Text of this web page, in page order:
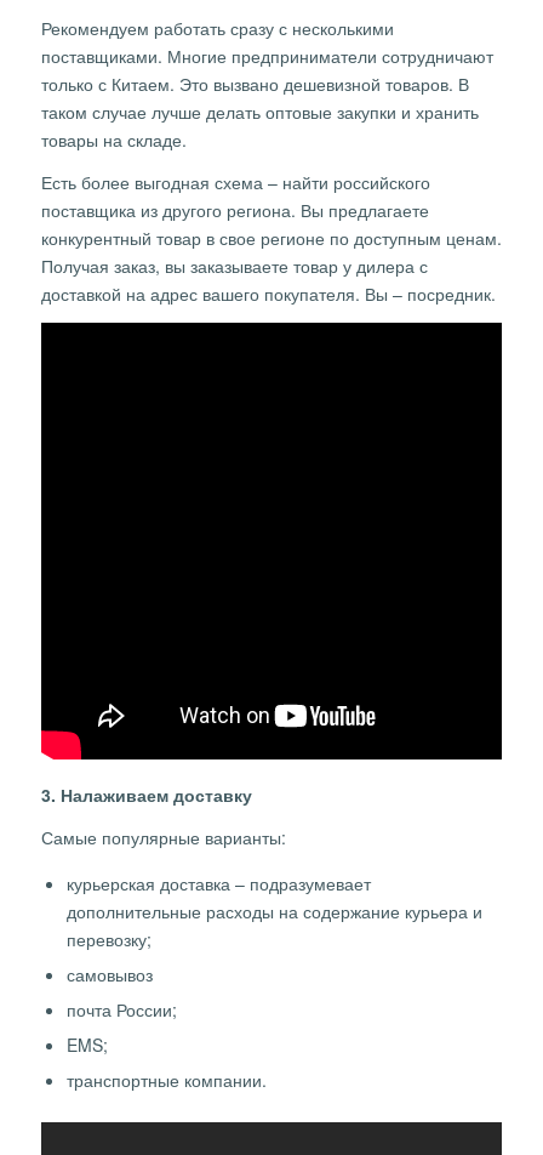
Рекомендуем работать сразу с несколькими
поставщиками. Многие предприниматели сотрудничают
только с Китаем. Это вызвано дешевизной товаров. В
таком случае лучше делать оптовые закупки и хранить
товары на складе.
Есть более выгодная схема – найти российского
поставщика из другого региона. Вы предлагаете
конкурентный товар в свое регионе по доступным ценам.
Получая заказ, вы заказываете товар у дилера с
доставкой на адрес вашего покупателя. Вы – посредник.
3. Налаживаем доставку
Самые популярные варианты:
курьерская доставка – подразумевает
дополнительные расходы на содержание курьера и
перевозку;
самовывоз
почта России;
EMS;
транспортные компании.